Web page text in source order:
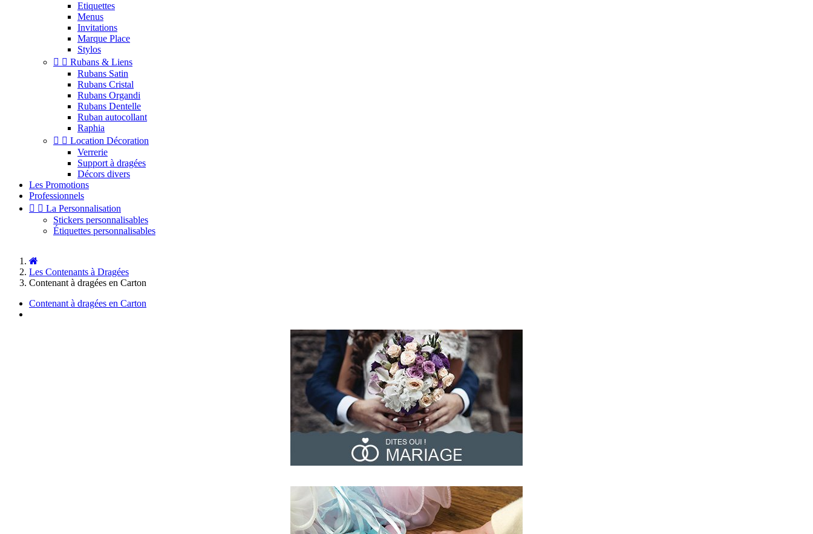
Etiquettes
Menus
Invitations
Marque Place
Stylos
  Rubans & Liens
Rubans Satin
Rubans Cristal
Rubans Organdi
Rubans Dentelle
Ruban autocollant
Raphia
  Location Décoration
Verrerie
Support à dragées
Décors divers
Les Promotions
Professionnels
  La Personnalisation
Stickers personnalisables
Étiquettes personnalisables
Les Contenants à Dragées
Contenant à dragées en Carton
Contenant à dragées en Carton